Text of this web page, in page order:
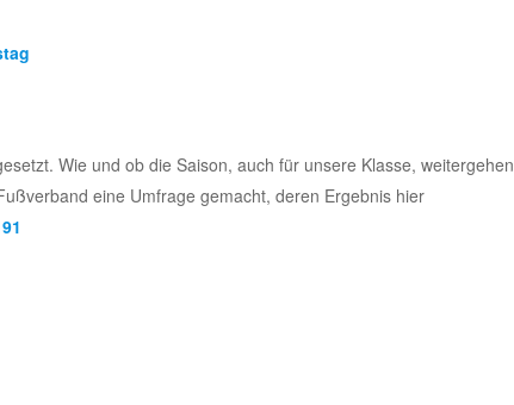
Wie und ob die Saison, auch für unsere Klasse, weitergehen
eine Umfrage gemacht, deren Ergebnis hier